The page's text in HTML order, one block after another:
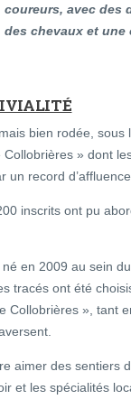
coureurs, avec des
des chevaux et
bien rodée,
» dont
un record
inscrits ont pu
en 2009 au sein
tracés ont été
Collobrières », tant
aimer des sentiers
et les spécialités